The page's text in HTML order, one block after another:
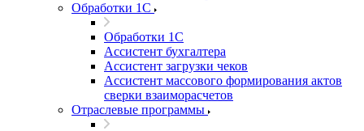
Обработки 1С
Обработки 1С
Ассистент бухгалтера
Ассистент загрузки чеков
Ассистент массового формирования актов
сверки взаиморасчетов
Отраслевые программы